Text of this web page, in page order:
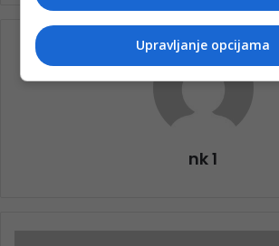
nk 1
Upravljanje opcijama